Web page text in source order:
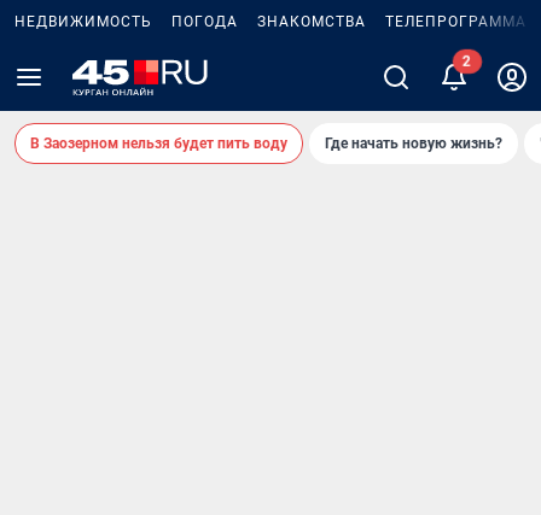
НЕДВИЖИМОСТЬ ПОГОДА ЗНАКОМСТВА ТЕЛЕПРОГРАММА
В Заозерном нельзя будет пить воду Где начать новую жизнь?